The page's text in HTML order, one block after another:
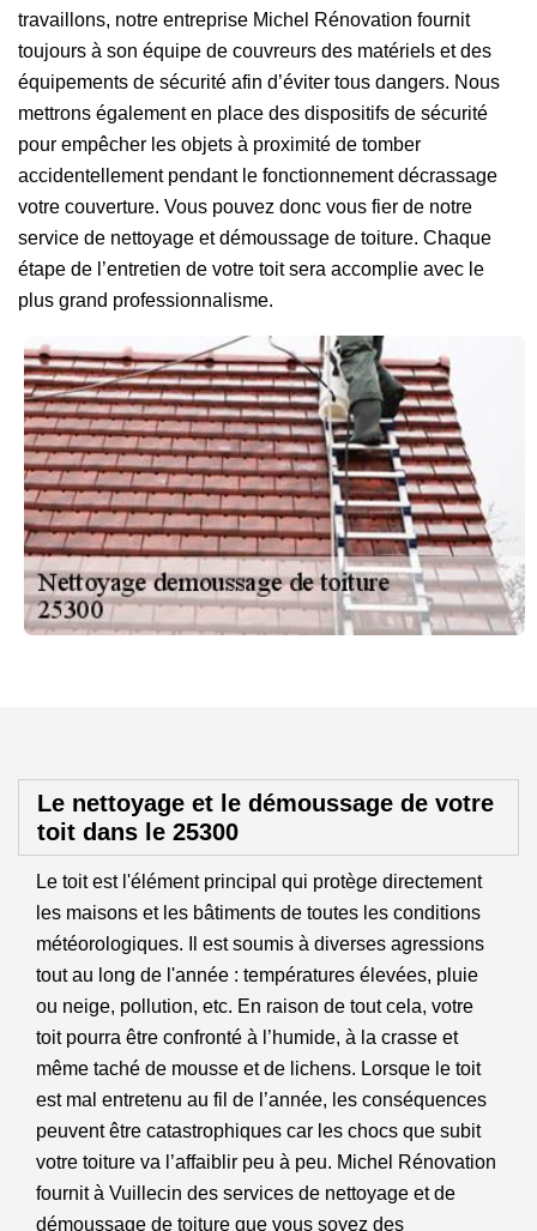
travaillons, notre entreprise Michel Rénovation fournit
toujours à son équipe de couvreurs des matériels et des
équipements de sécurité afin d’éviter tous dangers. Nous
mettrons également en place des dispositifs de sécurité
pour empêcher les objets à proximité de tomber
accidentellement pendant le fonctionnement décrassage
votre couverture. Vous pouvez donc vous fier de notre
service de nettoyage et démoussage de toiture. Chaque
étape de l’entretien de votre toit sera accomplie avec le
plus grand professionnalisme.
Le nettoyage et le démoussage de votre
toit dans le 25300
Le toit est l'élément principal qui protège directement
les maisons et les bâtiments de toutes les conditions
météorologiques. Il est soumis à diverses agressions
tout au long de l'année : températures élevées, pluie
ou neige, pollution, etc. En raison de tout cela, votre
toit pourra être confronté à l’humide, à la crasse et
même taché de mousse et de lichens. Lorsque le toit
est mal entretenu au fil de l’année, les conséquences
peuvent être catastrophiques car les chocs que subit
votre toiture va l’affaiblir peu à peu. Michel Rénovation
fournit à Vuillecin des services de nettoyage et de
démoussage de toiture que vous soyez des